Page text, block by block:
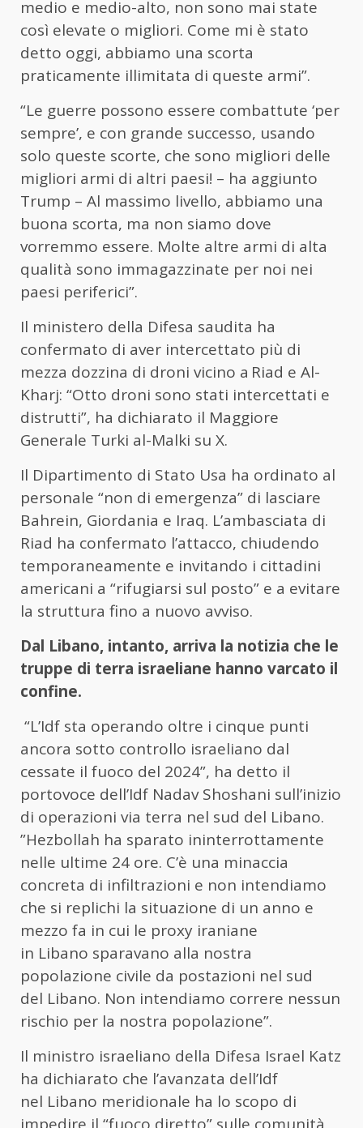
medio e medio-alto, non sono mai state
così elevate o migliori. Come mi è stato
detto oggi, abbiamo una scorta
praticamente illimitata di queste armi”.
“Le guerre possono essere combattute ‘per
sempre’, e con grande successo, usando
solo queste scorte, che sono migliori delle
migliori armi di altri paesi! – ha aggiunto
Trump – Al massimo livello, abbiamo una
buona scorta, ma non siamo dove
vorremmo essere. Molte altre armi di alta
qualità sono immagazzinate per noi nei
paesi periferici”.
Il ministero della Difesa saudita ha
confermato di aver intercettato più di
mezza dozzina di droni vicino a Riad e Al-
Kharj: “Otto droni sono stati intercettati e
distrutti”, ha dichiarato il Maggiore
Generale Turki al-Malki su X.
Il Dipartimento di Stato Usa ha ordinato al
personale “non di emergenza” di lasciare
Bahrein, Giordania e Iraq. L’ambasciata di
Riad ha confermato l’attacco, chiudendo
temporaneamente e invitando i cittadini
americani a “rifugiarsi sul posto” e a evitare
la struttura fino a nuovo avviso.
Dal Libano, intanto, arriva la notizia che le
truppe di terra israeliane hanno varcato il
confine.
“L’Idf sta operando oltre i cinque punti
ancora sotto controllo israeliano dal
cessate il fuoco del 2024”, ha detto il
portovoce dell’Idf Nadav Shoshani sull’inizio
di operazioni via terra nel sud del Libano.
”Hezbollah ha sparato ininterrottamente
nelle ultime 24 ore. C’è una minaccia
concreta di infiltrazioni e non intendiamo
che si replichi la situazione di un anno e
mezzo fa in cui le proxy iraniane
in Libano sparavano alla nostra
popolazione civile da postazioni nel sud
del Libano. Non intendiamo correre nessun
rischio per la nostra popolazione”.
Il ministro israeliano della Difesa Israel Katz
ha dichiarato che l’avanzata dell’Idf
nel Libano meridionale ha lo scopo di